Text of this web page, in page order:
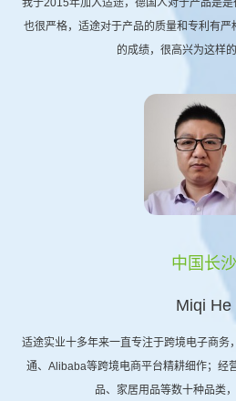
我于2015年加入适途，德国人对于产品是
也很严格，适途对于产品的质量和专利有
的成绩，很高兴为这样的
中国长沙
Miqi He
适途实业十多年来一直专注于跨境电子商务
通、Alibaba等跨境电商平台精耕细作；经
品、家居用品等数十种品类